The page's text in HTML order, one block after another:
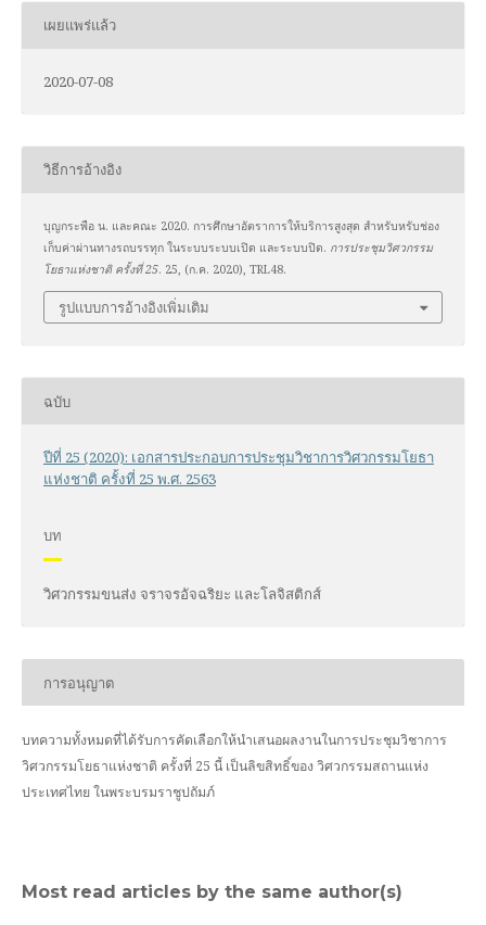
เผยแพร่แล้ว
2020-07-08
วิธีการอ้างอิง
บุญกระพือ น. และคณะ 2020. การศึกษาอัตราการให้บริการสูงสุด สำหรับหรับช่อง
เก็บค่าผ่านทางรถบรรทุก ในระบบระบบเปิด และระบบปิด. การประชุมวิศวกรรม
โยธาแห่งชาติ ครั้งที่ 25. 25, (ก.ค. 2020), TRL48.
รูปแบบการอ้างอิงเพิ่มเติม
ฉบับ
ปีที่ 25 (2020): เอกสารประกอบการประชุมวิชาการวิศวกรรมโยธา
แห่งชาติ ครั้งที่ 25 พ.ศ. 2563
บท
วิศวกรรมขนส่ง จราจรอัจฉริยะ และโลจิสติกส์
การอนุญาต
บทความทั้งหมดที่ได้รับการคัดเลือกให้นำเสนอผลงานในการประชุมวิชาการ
วิศวกรรมโยธาแห่งชาติ ครั้งที่ 25 นี้ เป็นลิขสิทธิ์ของวิศวกรรมสถานแห่ง
ประเทศไทย ในพระบรมราชูปถัมภ์
Most read articles by the same author(s)